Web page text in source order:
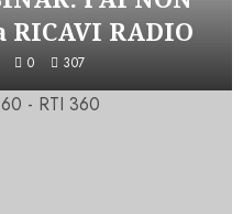
RICAVI RADIO
0 307